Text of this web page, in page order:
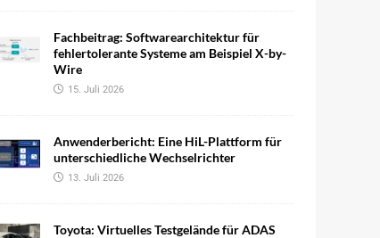
Fachbeitrag: Softwarearchitektur für
fehlertolerante Systeme am Beispiel X-by-
Wire
15. Juli 2026
Anwenderbericht: Eine HiL-Plattform für
unterschiedliche Wechselrichter
13. Juli 2026
Toyota: Virtuelles Testgelände für ADAS